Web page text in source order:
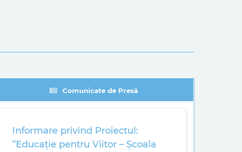
Comunicate de Presă
Informare privind Proiectul:
”Educație pentru Viitor – Școala